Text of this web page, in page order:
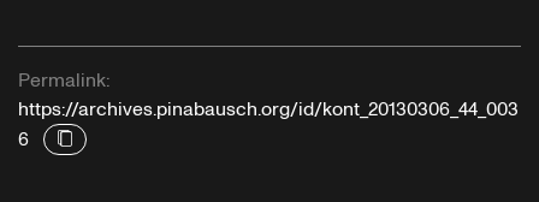
Permalink:
https://archives.pinabausch.org/id/kont_20130306_44_003
6